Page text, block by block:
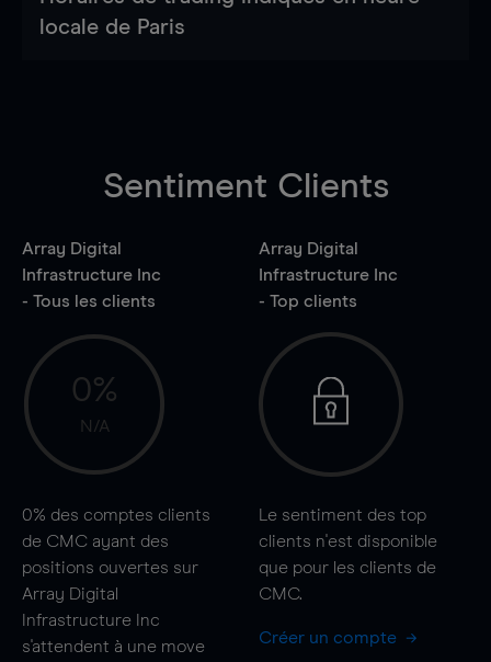
locale de Paris
Sentiment Clients
Array Digital
Infrastructure Inc
- Tous les clients
0%
N/A
0% des comptes clients
de CMC ayant des
positions ouvertes sur
Array Digital
Infrastructure Inc
s'attendent à une move
Array Digital
Infrastructure Inc
- Top clients
Le sentiment des top
clients n'est disponible
que pour les clients de
CMC.
Créer un compte